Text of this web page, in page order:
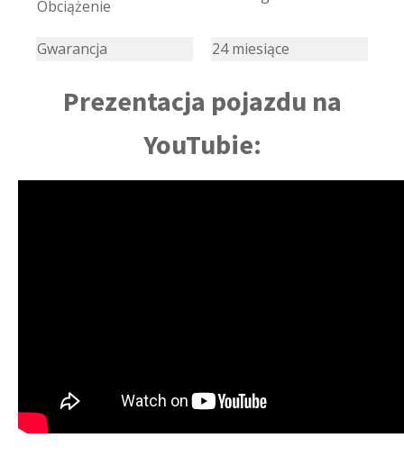
Obciążenie
Gwarancja 24 miesiące
Prezentacja pojazdu na
YouTubie: